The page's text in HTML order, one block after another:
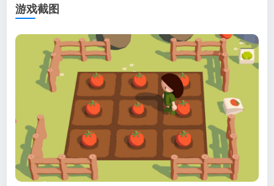
游戏截图